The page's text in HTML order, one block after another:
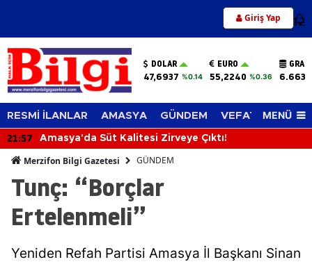
Giriş Yap 12
DOLAR
47,6937 %0.14
EURO
55,2240 %0.36
RESMİ İLANLAR AMASYA GÜNDEM VEFAT EDENLER
MENÜ
21:57 Amasya'da Süt Kalitesi Zirveye Çıktı!
Merzifon Bilgi Gazetesi GÜNDEM
Tunç: “Borçlar
Ertelenmeli”
Yeniden Refah Partisi Amasya İl Başkanı Sinan